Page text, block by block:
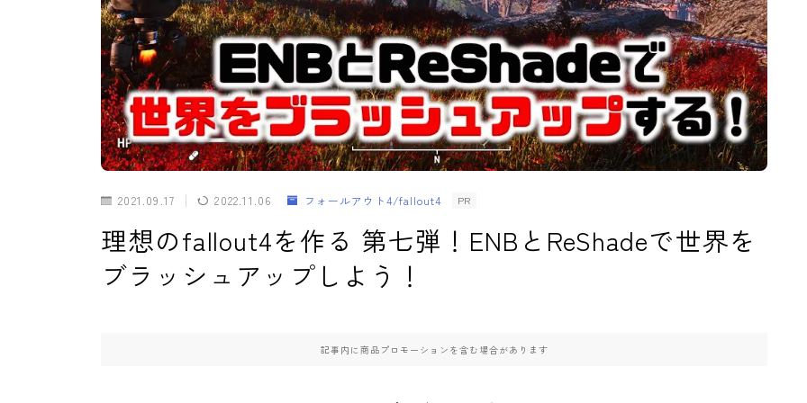
2021.09.17 2022.11.06 フォールアウト4/fallout4 PR
理想のfallout4を作る 第七弾！ENBとReShadeで世界を
ブラッシュアップしよう！
記事内に商品プロモーションを含む場合があります